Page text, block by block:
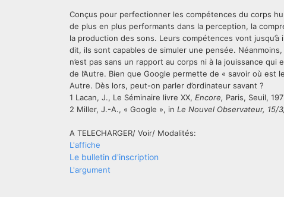
Conçus pour perfectionner les compétences du corps
de plus en plus performants dans la perception, la
la production des sons. Leurs compétences vont
dit, ils sont capables de simuler une pensée.
n’est pas sans un rapport au corps ni à la jouissance
de l’Autre. Bien que Google permette de « savoir où est
Autre. Dès lors, peut-on parler d’ordinateur savant ?
1 Lacan, J., Le Séminaire livre XX, Encore, Paris, Seuil,
2 Miller, J.-A., « Google », in Le Nouvel Observateur, 15/
A TELECHARGER/ Voir/ Modalités:
L'affiche
Le bulletin d'inscription
L'argument